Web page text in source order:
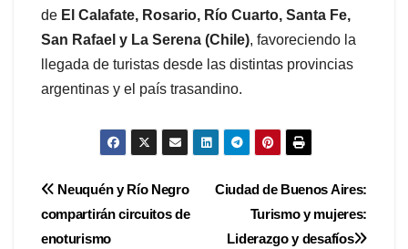
de El Calafate, Rosario, Río Cuarto, Santa Fe,
San Rafael y La Serena (Chile), favoreciendo la
llegada de turistas desde las distintas provincias
argentinas y el país trasandino.
Navegación
de
Ciudad de Buenos Aires:
Turismo y mujeres:
Liderazgo y desafíos
Neuquén y Río Negro
compartirán circuitos de
enoturismo